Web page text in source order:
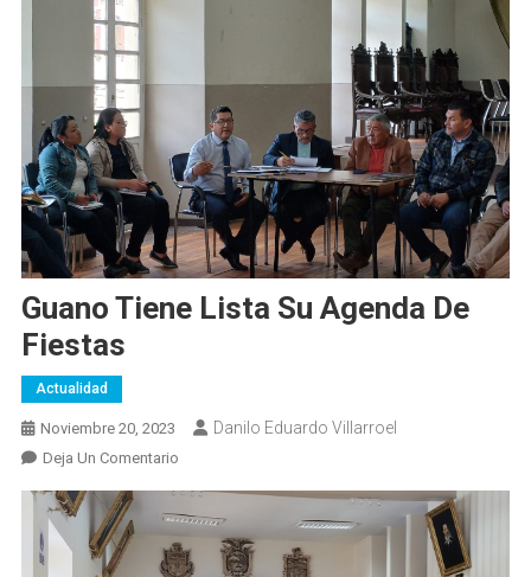
Guano Tiene Lista Su Agenda De
Fiestas
Actualidad
Noviembre 20, 2023 Danilo Eduardo Villarroel
Deja Un ComentarioEn
Tiene
Lista
Su